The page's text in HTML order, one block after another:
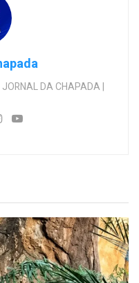
DA CHAPADA |